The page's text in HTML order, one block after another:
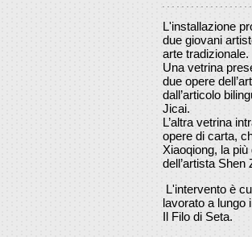
L'installazione
due giovani
arte tradizionale.
Una vetrina
due opere
dall’articolo
Jicai.
L’altra vetrina
opere di carta,
Xiaoqiong, la
dell’artista Shen
L'intervento è
lavorato a lungo
Il Filo di Seta.